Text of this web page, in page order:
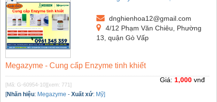
dnghienhoa12@gmail.com
4/12 Phạm Văn Chiêu, Phường
13, quận Gò Vấp
Megazyme - Cung cấp Enzyme tinh khiết
[Mã: G-60954-10] [xem: 771]
[Nhãn hiệu: Megazyme - Xuất xứ: Mỹ]
Giá: 1,000 vnđ